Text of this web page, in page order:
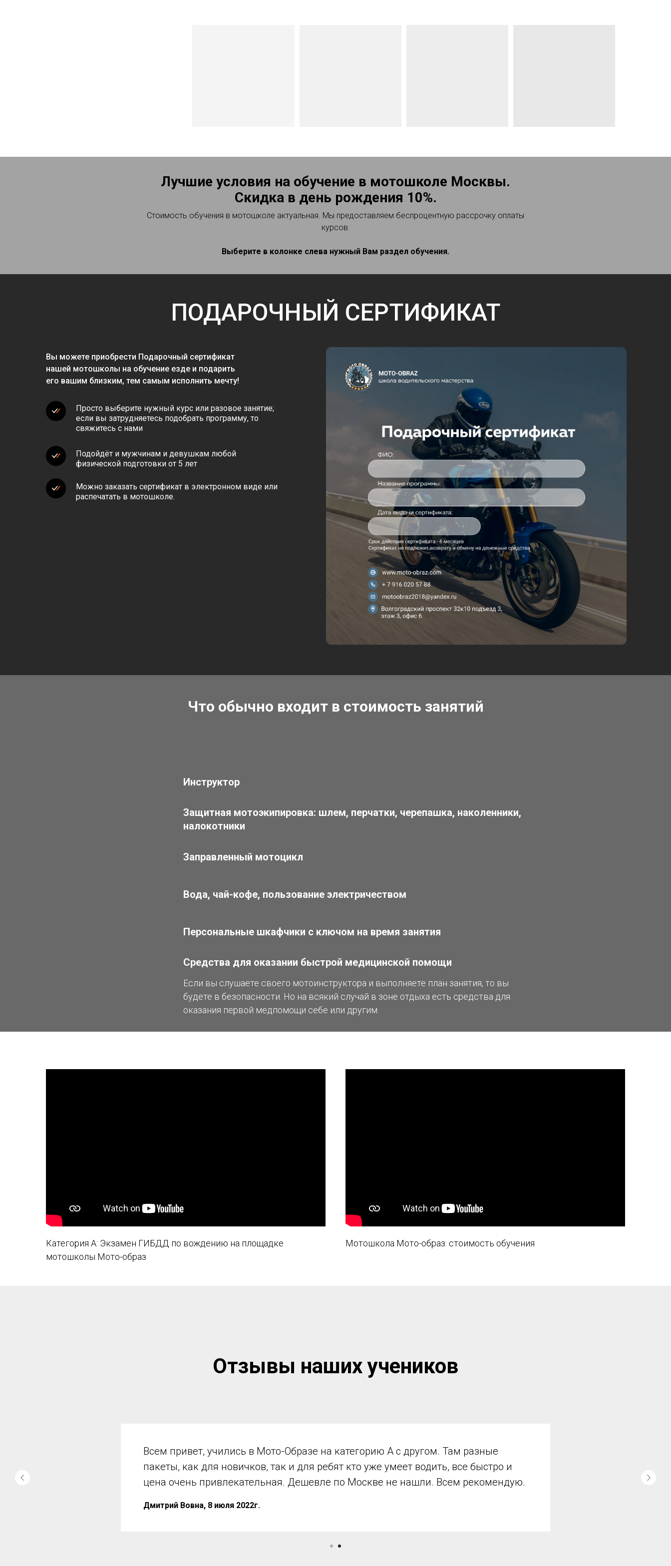
Лучшие условия на обучение в мотошколе Москвы.
Скидка в день рождения 10%.
Стоимость обучения в мотошколе актуальная. Мы предоставляем беспроцентную рассрочку оплаты
курсов.
Выберите в колонке слева нужный Вам раздел обучения.
Вы можете приобрести Подарочный сертификат
нашей мотошколы на обучение езде и подарить
его вашим близким, тем самым исполнить мечту!
Можно заказать сертификат в электронном виде или
распечатать в мотошколе.
Подойдёт и мужчинам и девушкам любой
физической подготовки от 5 лет
Просто выберите нужный курс или разовое занятие;
если вы затрудняетесь подобрать программу, то
свяжитесь с нами
ПОДАРОЧНЫЙ СЕРТИФИКАТ
Что обычно входит в стоимость занятий
Инструктор
Защитная мотоэкипировка: шлем, перчатки, черепашка, наколенники,
налокотники
Заправленный мотоцикл
Вода, чай-кофе, пользование электричеством
Персональные шкафчики с ключом на время занятия
Средства для оказании быстрой медицинской помощи
Если вы слушаете своего мотоинструктора и выполняете план занятия, то вы
будете в безопасности. Но на всякий случай в зоне отдыха есть средства для
оказания первой медпомощи себе или другим.
Категория А: Экзамен ГИБДД по вождению на площадке
мотошколы Мото-образ
Мотошкола Мото-образ: стоимость обучения
Отзывы наших учеников
Очень крутая мотошкола в Москве. Хорошая крытая площадка для зимы/весны.
Подходит и для новичков и для повышения навыков вождения. Есть курс
контраварийного вождения в городе. Цены очень приемлемые. Рекомендую.
Илья Ж., 7 июня 2022г.